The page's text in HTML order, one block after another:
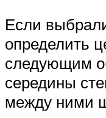
Если
определить
следующим
середины
между ними